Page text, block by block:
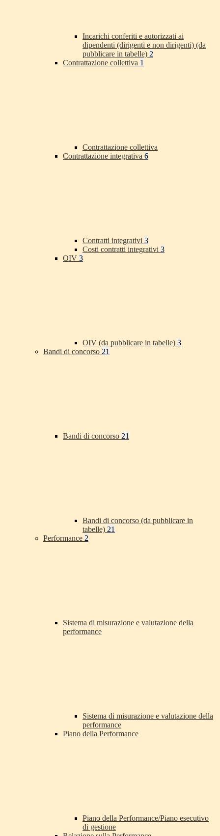
Incarichi conferiti e autorizzati ai
dipendenti (dirigenti e non dirigenti) (da
pubblicare in tabelle) 2
Contrattazione collettiva 1
Contrattazione collettiva
Contrattazione integrativa 6
Contratti integrativi 3
Costi contratti integrativi 3
OIV 3
OIV (da pubblicare in tabelle) 3
Bandi di concorso 21
Bandi di concorso 21
Bandi di concorso (da pubblicare in
tabelle) 21
Performance 2
Sistema di misurazione e valutazione della
performance
Sistema di misurazione e valutazione della
performance
Piano della Performance
Piano della Performance/Piano esecutivo
di gestione